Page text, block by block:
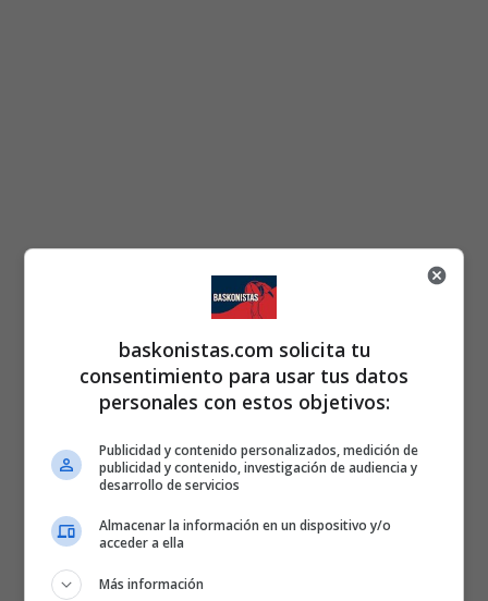
baskonistas.com solicita tu
consentimiento para usar tus datos
personales con estos objetivos:
Publicidad y contenido personalizados, medición de
publicidad y contenido, investigación de audiencia y
desarrollo de servicios
Almacenar la información en un dispositivo y/o
acceder a ella
Más información